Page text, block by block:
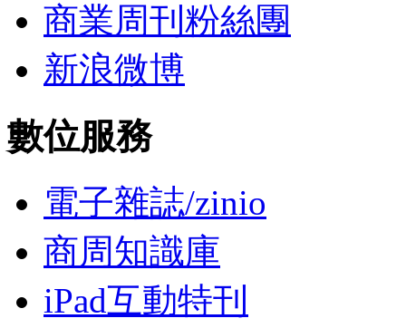
商業周刊粉絲團
新浪微博
數位服務
電子雜誌/zinio
商周知識庫
iPad互動特刊